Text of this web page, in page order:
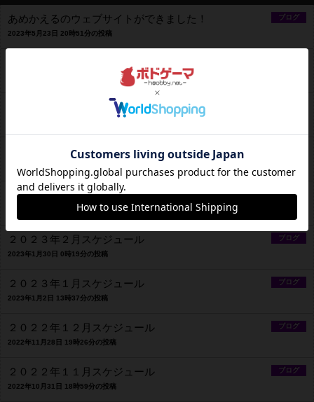
ブログ
あめかえるのウェブサイトができました！
2023年5月23日 20時51分の投稿
２０２３年４月スケジュール
2023年4月～2023年9月度 あめケロCLUB会員募集中
ブログ
２０２３年３月スケジュール
2023年2月28日 20時10分の投稿
ブログ
２０２３年２月スケジュール
2023年1月30日 0時19分の投稿
ブログ
２０２３年１月スケジュール
2023年1月2日 13時37分の投稿
ブログ
２０２２年１２月スケジュール
2022年11月28日 19時26分の投稿
ブログ
２０２２年１１月スケジュール
2022年10月31日 18時59分の投稿